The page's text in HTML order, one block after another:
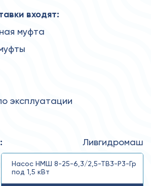
входят:
муфта
эксплуатации
Ливгидромаш
Насос НМШ 8-25-6,3/2,5-ТВ3-Р3-Гр
под 1,5 кВт